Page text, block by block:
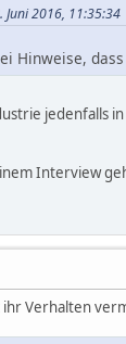
Juni 2016, 11:35:34
Hinweise,
jedenfalls
Interview
Verhalten